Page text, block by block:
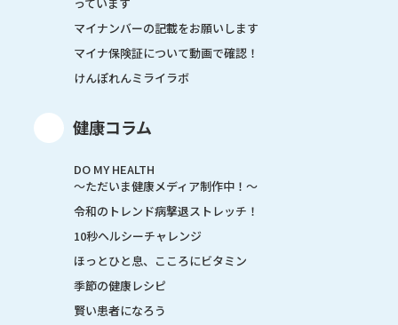
マイナンバーの記載をお願いします
マイナ保険証について動画で確認！
けんぽれんミライラボ
健康コラム
DO MY HEALTH
～ただいま健康メディア制作中！～
令和のトレンド病撃退ストレッチ！
10秒ヘルシーチャレンジ
ほっとひと息、こころにビタミン
季節の健康レシピ
賢い患者になろう